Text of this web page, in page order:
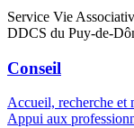
Service Vie
DDCS du Puy-de-
Conseil
Accueil, recherche et
Appui aux